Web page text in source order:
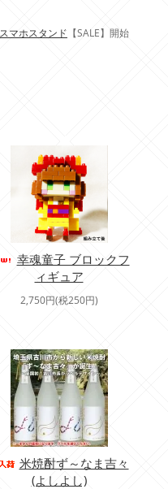
マホスタンド 【SALE】開始
幸魂童子 ブロックフ
ィギュア
2,750円(税250円)
米焼酎ず～なま吉々
(よしよし)